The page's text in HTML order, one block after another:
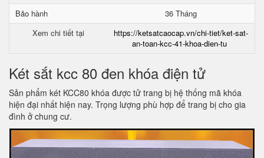
Bảo hành
36 Tháng
Xem chi tiết tại
https://ketsatcaocap.vn/chi-tiet/ket-sat-
an-toan-kcc-41-khoa-dien-tu
Két sắt kcc 80 đen khóa điện tử
Sản phẩm két KCC80 khóa được tử trang bị hệ thống mã khóa
hiện đại nhất hiện nay. Trọng lượng phù hợp để trang bị cho gia
đình ở chung cư.